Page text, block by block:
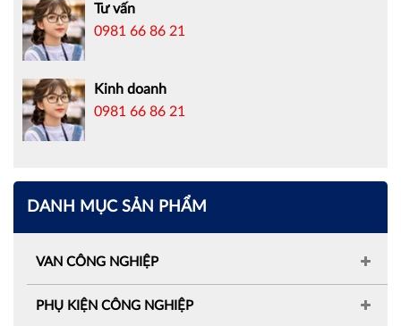
Tư vấn
0981 66 86 21
Kinh doanh
0981 66 86 21
DANH MỤC SẢN PHẨM
VAN CÔNG NGHIỆP
PHỤ KIỆN CÔNG NGHIỆP